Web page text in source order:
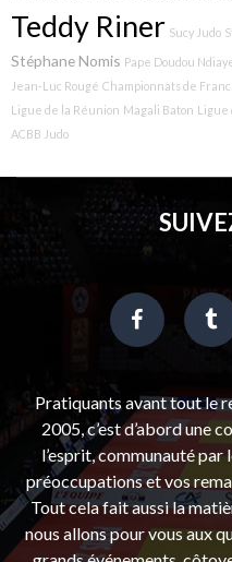
Teddy Riner Sucy Judo
Stéphane Nomis Pape Doudou
Jean-Luc Rougé Championnats de
Ligue de la Réunion Magali Baton Ligue
ACBB Judo
Pratiquants avant tout le
2005, c’est d’abord une
l’esprit, communauté par
préoccupations et vos
Tout cela fait aussi la
nous allons pour vous aux